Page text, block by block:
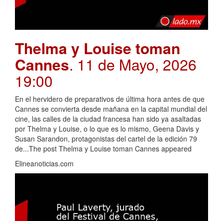
Thelma y Louise toman
Cannes. 11 de Mayo, 2026
19:00
En el hervidero de preparativos de última hora antes de que
Cannes se convierta desde mañana en la capital mundial del
cine, las calles de la ciudad francesa han sido ya asaltadas
por Thelma y Louise, o lo que es lo mismo, Geena Davis y
Susan Sarandon, protagonistas del cartel de la edición 79
de...The post Thelma y Louise toman Cannes appeared
Elineanoticias.com